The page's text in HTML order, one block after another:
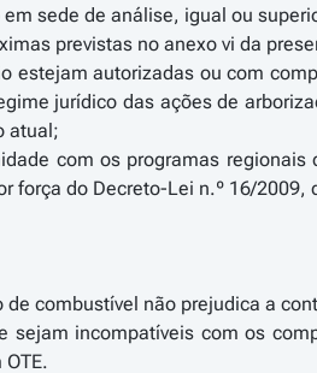
sede de análise, igual ou
previstas no anexo vi da
estejam autorizadas ou com
jurídico das ações de
atual;
com os programas
força do Decreto-Lei n.º 16/
combustível não prejudica a
sejam incompatíveis com os